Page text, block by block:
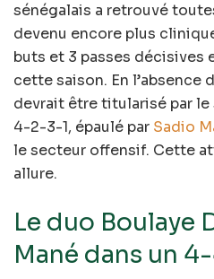
sénégalais a retrouvé
devenu encore plus
buts et 3 passes décisives
cette saison. En l’absence
devrait être titularisé par
4-2-3-1, épaulé par Sadio
le secteur offensif. Cette
allure.
Le duo Boulaye
Mané dans un